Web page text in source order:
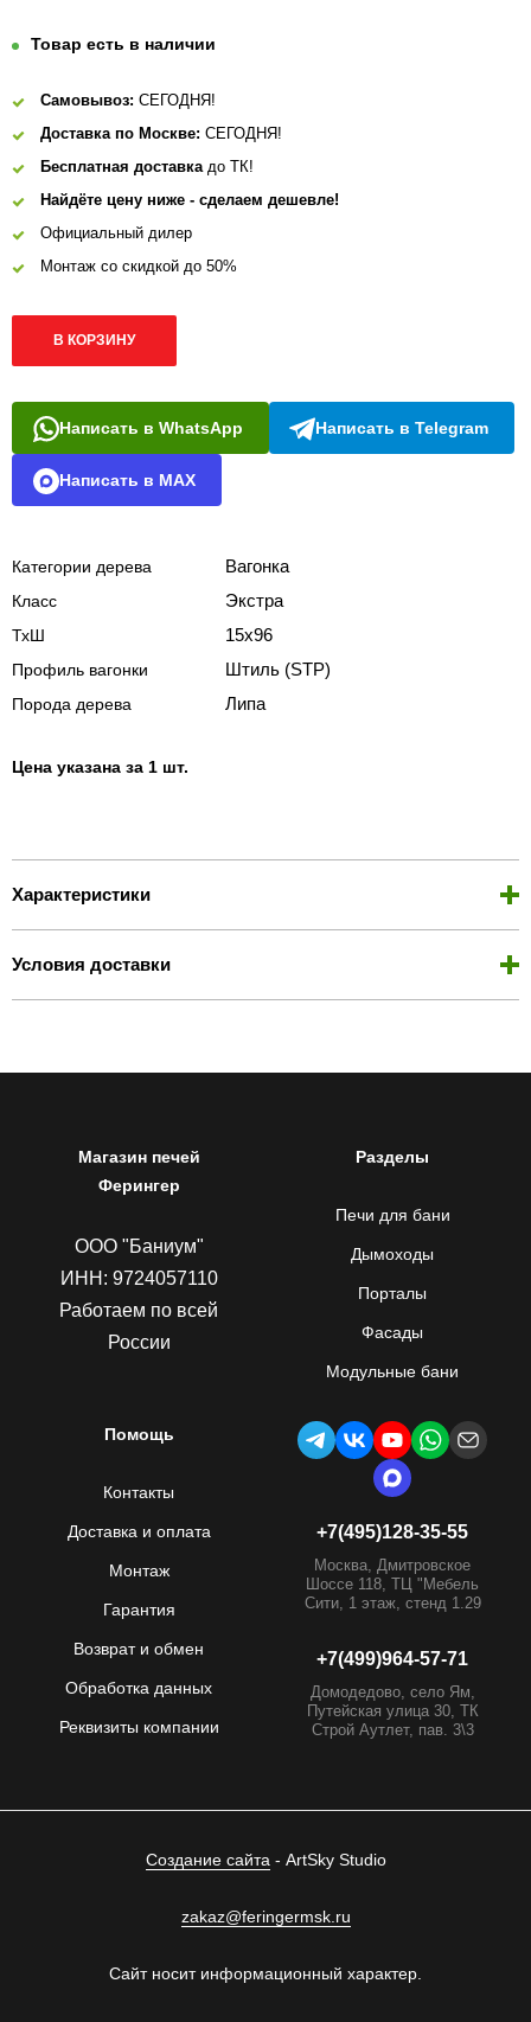
Товар есть в наличии
Самовывоз: СЕГОДНЯ!
Доставка по Москве: СЕГОДНЯ!
Бесплатная доставкадо ТК!
Найдёте цену ниже - сделаем дешевле!
Официальный дилер
Монтаж со скидкой до 50%
В КОРЗИНУ
Написать в WhatsApp Написать в Telegram
Написать в MAX
Категории дерева Вагонка
Класс Экстра
ТхШ 15х96
Профиль вагонки Штиль (STP)
Порода дерева Липа
Цена указана за 1 шт.
Характеристики
Условия доставки
Магазин печей
Ферингер
ООО "Баниум"
ИНН: 9724057110
Работаем по всей
России
Разделы
Печи для бани
Дымоходы
Порталы
Фасады
Модульные бани
Помощь
Контакты
Доставка и оплата
Монтаж
Гарантия
Возврат и обмен
Обработка данных
Реквизиты компании
+7(495)128-35-55
Москва, Дмитровское
Шоссе 118, ТЦ "Мебель
Сити, 1 этаж, стенд 1.29
+7(499)964-57-71
Домодедово, село Ям,
Путейская улица 30, ТК
Строй Аутлет, пав. 3\3
Создание сайта- ArtSky Studio
zakaz@feringermsk.ru
Сайт носит информационный характер.